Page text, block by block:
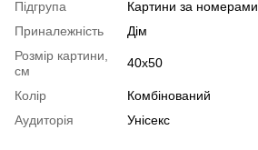
Підгрупа
Картини за номерами
Приналежність
Дім
Розмір картини,
см
40х50
Колір
Комбінований
Аудиторія
Унісекс